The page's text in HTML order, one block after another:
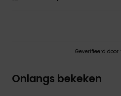
Geverifieerd door
Onlangs bekeken